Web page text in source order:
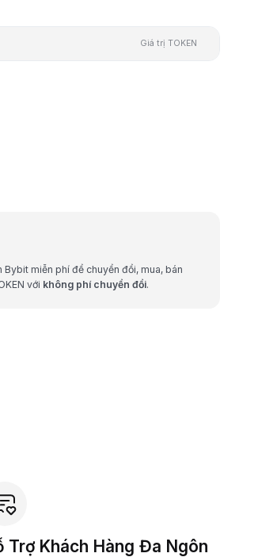
Giá trị TOKEN
miễn phí để chuyển đổi, mua, bán
với không phí chuyển đổi.
Trợ Khách Hàng Đa Ngôn